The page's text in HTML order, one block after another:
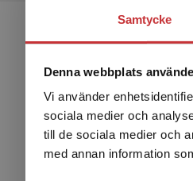
Samtycke
Denna webbplats
Vi använder
sociala medier och
till de sociala medier och
med annan information